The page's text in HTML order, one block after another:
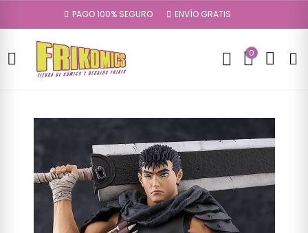
PAGO 100% SEGURO ENVÍO GRATIS
0